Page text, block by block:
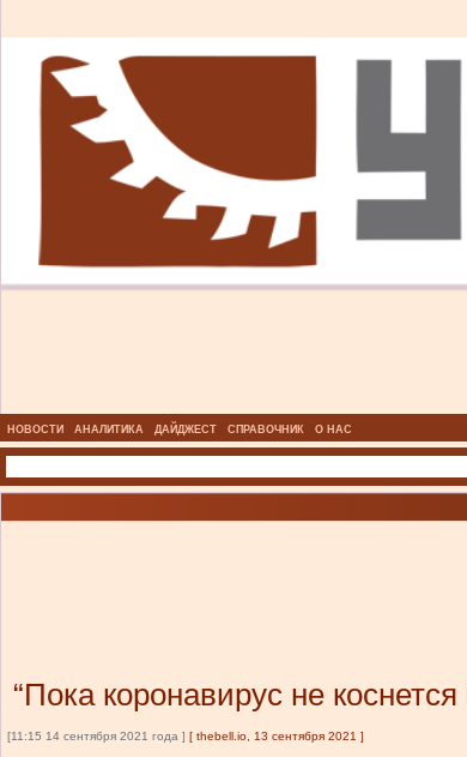
НОВОСТИ АНАЛИТИКА ДАЙДЖЕСТ СПРАВОЧНИК О НАС
“Пока коронавирус не
[11:15 14 сентября 2021 года ] [ thebell.io, 13 сентября 2021 ]